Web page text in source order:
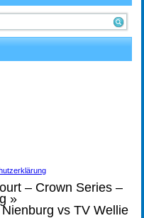
– Crown Series –
»
vs TV Wellie